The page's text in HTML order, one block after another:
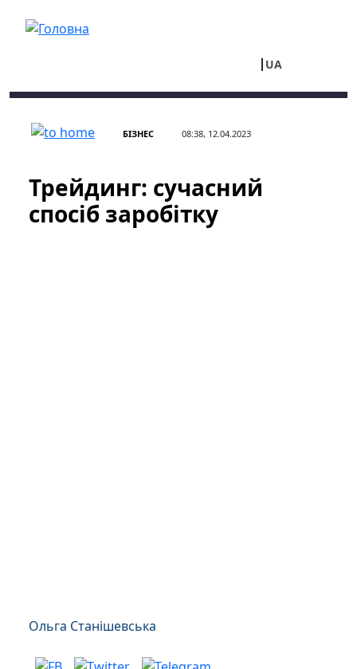
UA
БІЗНЕС 08:38, 12.04.2023
Трейдинг: сучасний
спосіб заробітку
Ольга Станішевська